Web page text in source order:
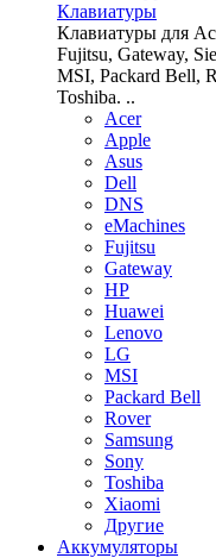
Клавиатуры
Клавиатуры для
Fujitsu, Gateway,
MSI, Packard Bell,
Toshiba. ..
Acer
Apple
Asus
Dell
DNS
eMachines
Fujitsu
Gateway
HP
Huawei
Lenovo
LG
MSI
Packard Bell
Rover
Samsung
Sony
Toshiba
Xiaomi
Другие
Аккумуляторы